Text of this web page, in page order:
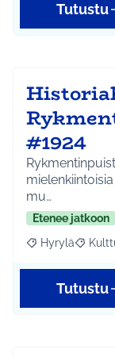
Tutustu
#1924
mu…
Etenee jatkoon
Rajaa tulokset
Hyrylä Rajaa
Tutustu